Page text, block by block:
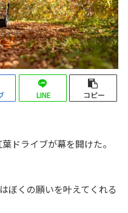
LINE コピー
ドライブが幕を開けた。
ぼくの願いを叶えてくれる